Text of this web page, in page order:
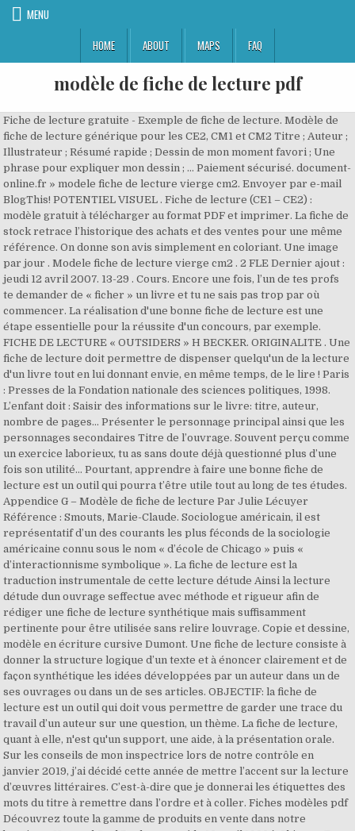
MENU
HOME
ABOUT MAPS FAQ
modèle de fiche de lecture pdf
Fiche de lecture gratuite - Exemple de fiche de lecture. Modèle de fiche de lecture générique pour les CE2, CM1 et CM2 Titre ; Auteur ; Illustrateur ; Résumé rapide ; Dessin de mon moment favori ; Une phrase pour expliquer mon dessin ; … Paiement sécurisé. document-online.fr » modele fiche de lecture vierge cm2. Envoyer par e-mail BlogThis! POTENTIEL VISUEL . Fiche de lecture (CE1 – CE2) : modèle gratuit à télécharger au format PDF et imprimer. La fiche de stock retrace l’historique des achats et des ventes pour une même référence. On donne son avis simplement en coloriant. Une image par jour . Modele fiche de lecture vierge cm2 . 2 FLE Dernier ajout : jeudi 12 avril 2007. 13-29 . Cours. Encore une fois, l’un de tes profs te demander de « ficher » un livre et tu ne sais pas trop par où commencer. La réalisation d'une bonne fiche de lecture est une étape essentielle pour la réussite d'un concours, par exemple. FICHE DE LECTURE « OUTSIDERS » H BECKER. ORIGINALITE . Une fiche de lecture doit permettre de dispenser quelqu'un de la lecture d'un livre tout en lui donnant envie, en même temps, de le lire ! Paris : Presses de la Fondation nationale des sciences politiques, 1998. L’enfant doit : Saisir des informations sur le livre: titre, auteur, nombre de pages… Présenter le personnage principal ainsi que les personnages secondaires Titre de l’ouvrage. Souvent perçu comme un exercice laborieux, tu as sans doute déjà questionné plus d’une fois son utilité… Pourtant, apprendre à faire une bonne fiche de lecture est un outil qui pourra t’être utile tout au long de tes études. Appendice G – Modèle de fiche de lecture Par Julie Lécuyer Référence : Smouts, Marie-Claude. Sociologue américain, il est représentatif d’un des courants les plus féconds de la sociologie américaine connu sous le nom « d’école de Chicago » puis « d’interactionnisme symbolique ». La fiche de lecture est la traduction instrumentale de cette lecture détude Ainsi la lecture détude dun ouvrage seffectue avec méthode et rigueur afin de rédiger une fiche de lecture synthétique mais suffisamment pertinente pour être utilisée sans relire louvrage. Copie et dessine, modèle en écriture cursive Dumont. Une fiche de lecture consiste à donner la structure logique d’un texte et à énoncer clairement et de façon synthétique les idées développées par un auteur dans un de ses ouvrages ou dans un de ses articles. OBJECTIF: la fiche de lecture est un outil qui doit vous permettre de garder une trace du travail d’un auteur sur une question, un thème. La fiche de lecture, quant à elle, n'est qu'un support, une aide, à la présentation orale. Sur les conseils de mon inspectrice lors de notre contrôle en janvier 2019, j’ai décidé cette année de mettre l’accent sur la lecture d’œuvres littéraires. C’est-à-dire que je donnerai les étiquettes des mots du titre à remettre dans l’ordre et à coller. Fiches modèles pdf Découvrez toute la gamme de produits en vente dans notre boutique. Howard Saul Becker est né le 18 avril 1928 à Chicago. En effet la lecture d’un livre sera conditionnée par ce que l’on recherche et nécessitera une observation du livre. TABLEAUX d'ENCODAGE. Pour une grande quantité d'élèves de collège lycée, faire une... 26 février 2019 ∙ 10 minutes de lecture. Comment faire une fiche de lecture Faire une fiche de lecture, c'est créer un document qui servira à présenter et décrire une lecture qu'on a faite. la référence complète du texte . EVALUATION DE LA FICHE DE LECTURE UE 6.1 S1 Méthodes de travail NOMS DES ETUDIANTS : REFERENCES DU DOCUMENT (EXTRAIT D’OUVRAGE): Anne Vega, Une ethnologue à l’hôpital, l’ambiguïté du quotidien infirmier, Paris, Edition des archives contemporaines, 2000, 213 p. Extrait : introduction pp. Un univers visuel, une ambiance . Nombre de pages : ..... Genre (surligne le genre de ton livre) Roman policier, Roman de science fiction, Roman d’aventure Nouvelle – recueil de poésies – Bande dessinée – Conte - … Il enseigna à l’université de Chicago, et l’université de Washington. Concrètement, une fiche de lecture est un outil, elle doit donc remplir efficacement sa fonction : elle ne doit pas être trop longue ou trop courte. Jiang Zilong. Voit-on des images à la lecture? Fiche De Lecture: l'article La toilette, une histoire, d’eau, de sens et d’âme. Collection. jeudi 12 avril 2007 par hchalton [SchaDocSpip : Professeurs documentalistes] Accueil du site; Alix Viginier. 13 116 téléchargements 16 423 vues Description. Il s’agit de noter (soit en version numérique via un logiciel ad-hoc type « end note », soit en version papier) les réflexions de l’auteur en question, son argumentation, le déroulement de sa démonstration. FICHE DE LECTURE : Tradition Et Soins D'Aujourdhui De … La fiche de lecture est un outil méthodologique d’organisation et de classification des connaissances. Les fiches de lecture servent non seulement à identifier un document et à le retrouver, mais aussi à la prise de notes en vue de la rédaction du travail de recherche. « La coopération internationale de la coexistence à la gouvernance mondiale ». Français Année. Biographie de lÕauteur ! La fiche de lecture se prépare avant de lire le livre et/ou l’article puis se rédige conjointement avec la lecture de l’ouvrage. Fiche “Mémoire de lecture” CP . Cependant, les informations à noter sont les mêmes que l'on utilise des fiches ou un logiciel. La fiche de stock est un document de … ECRITURE . La rédaction d'une fiche de lecture a pour but de faciliter la compréhension d'un texte en l'analysant et le synthétisant. Informations à noter sur une fiche de lecture . Publié par thierry hennico. Fiche de lecture vierge. Partager sur Twitter Partager sur Facebook Partager sur Pinterest. La version CP est une version “light” de la version CE1 : On colle toujours la vignette de la 1ère couverture, mais la carte d’identité du livre est remplacée par le titre simplement. Phildar, spécialiste de la maille depuis 1903. Fondamental. Découvrez ci-dessous un modèle de fiche de lecture pour le CE1 – CE2 à imprimer! Avant de rédiger la fiche, il est indispensable de prendre des notes au brouillon lors de la lecture, en ayant toujours de quoi écrire à portée de main. Année scolaire 2005/2006. Le roman policier; Carine Gigout. Suivant le type de lecture que l’on souhaite faire, on peut orienter la rédaction de la fiche. Sujet, vision originale / novatrice . Les étudiants peuvent utiliser ce modèle de fiche de lecture pour noter les principales informations relatives à un roman, résumer l’histoire et analyser les personnages et les situations. une fiche de lecture-compréhension de phrases sur le Père Noël COPIE et DESSINE avec la progression LECTURE PIANO. Style, orthographe . A quoi cela ressemble ? Ces fiches permettent de résumer simplement de nombreuses oeuvres abordées durant l'année de 1re Voilà un exemple de fiche de lecture trouvé par Laurent (merci à toi ). Aération du document, confort de lecture. Fiche de lecture vierge. In Les nouvelles relations internationales : pratiques et théories, sous la dir. On trouve généralement ces informations au tout début du livre. Etudiante infirmière 1 ère année 26/10/2011 Fiche de lecture Introduction Article issu de la revue L’aide-soignante parue en mars 1998 qui s’intitule « La toilette, 3 Pages • 580 Vues. Ressource : modèle de fiche de lecture. Un relevé de consommation permet de visualiser les mouvements de plusieurs produits. Un stock doit se faire tous les 8 jours. Pages par feuille imprime un nombre prédéfini de pages, ou un numéro personnalisé (jusqu`à 99), horizontalement et verticalement. SOMMAIRE PREMIERE PARTIE ! Mots-clés. Publié par A l'encre violette à 15:45:00. Fichesdelecture.com, ce sont 2500 analyses littéraires des plus grands textes de la littérature classique et contemporaine étudiés dans l’enseignement secondaire.. L’objectif de ces fiches est de structurer et approndir les connaissances du lecteur sur l’œuvre envisagée grâce à une analyse complète de qualité. J'ai beaucoup cherché mais la vôtre me semble la plus complète. Bibliographies ; Café littéraire le Roi-Lire; Formation à la recherche documentaire. Initiation lecture. Ma fille aime lire, donc cette idée la met en joie ^^. Fiche de lecture à compléter melimelune 13 avril 2016 0 Documents élèves , Lecture CE2 , CM1 , CM2 , cycle 3 , declic , fiche de lecture , Littérature Pendant ces vacances, je vais comme habituellement, demander à mes élèves de lire un livre et d’en préparer la présentation à la classe. FICHE DE LECTURE LA SOCIOLOGIE DES ORGANISATIONS de PHILIPPE BERNOUX Pour lÕobtention du Master Sciences de la soci t Mention Education, Travail et Formation Sp cialit Conduite de projets et Management des Organisations Option : Management de projets v nementiels Sol ne GERON Juillet 2008 . Vous trouverez ici toutes les fiches de lecture étudiées en Français 1re. Une fiche de lecture sert à conserver en mémoire les informations utiles tirées de la lecture d’un livre, d’un recueil, ou d’un article : n’oubliez pas que ce n’est pas un exercice, mais un outil de travail et que vous la faites pour vous et non pour l’enseignant, même s’il vous demande de la rendre et s’il note votre travail. UE 6.1 /fiche de lecture 1. Merci, votre fiche est top. Télécharger et prévisualiser 1 page au format PDF de Modèle autorisation prélèvement (DOC: 92.4 KB | PDF: 127.6 KB ) gratuitement. Fondamental – Cinquième année. La fiche de lecture permet à la fois d’analyser et de synthétiser un ouvrage tout en donnant un avis critique et personnel sur son ressenti. Niveau. journal de bord d'une instit' débutante accueil me contacter le monde de l'education nationale à travers les dessins d'une instit' (un peu moins) débutante ! Le Modèle d’une Fiche de Lecture "La littérature est le chant du cœur du peuple et le peuple est l'âme de la littérature." Pour cela il faut commencer par indiquer : Le titre, le nom de l'auteur, la date de l'écriture et la collection dans laquelle le livre a été publié. Une f